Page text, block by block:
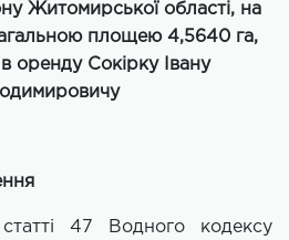
Житомирської області, на
площею 4,5640 га,
оренду Сокірку Івану
47 Водного кодексу